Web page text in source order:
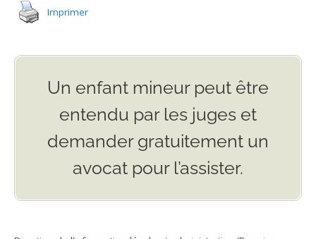
Imprimer
Un enfant mineur peut être
entendu par les juges et
demander gratuitement un
avocat pour l’assister.